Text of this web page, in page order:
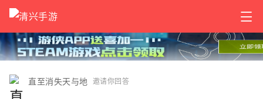
直至消失天与地 邀请你回答